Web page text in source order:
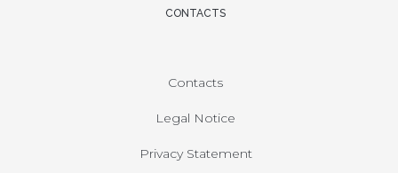
CONTACTS
Contacts
Legal Notice
Privacy Statement